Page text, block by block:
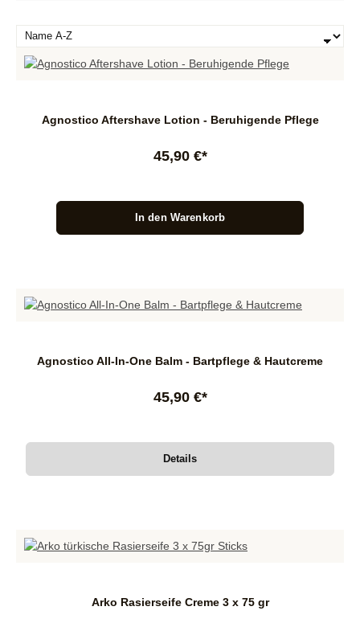
Agnostico Aftershave Lotion - Beruhigende Pflege
45,90 €*
In den Warenkorb
Agnostico All-In-One Balm - Bartpflege & Hautcreme
45,90 €*
Details
Arko Rasierseife Creme 3 x 75 gr